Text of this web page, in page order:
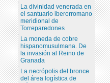
La divinidad venerada en
el santuario iberorromano
meridional de
Torreparedones
La moneda de cobre
hispanomusulmana. De
la invasión al Reino de
Granada
La necrópolis del bronce
del área logística de